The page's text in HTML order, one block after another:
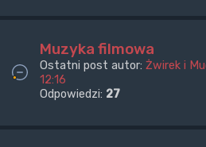
Muzyka filmowa
Ostatni post autor: Żwirek i
12:16
Odpowiedzi: 27